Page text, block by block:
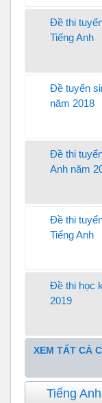
Đề thi
Tiếng Anh
Đề tuyển
năm 2018
Đề thi
Anh năm
Đề thi
Tiếng Anh
Đề thi học
2019
XEM TẤT CẢ
Tiếng